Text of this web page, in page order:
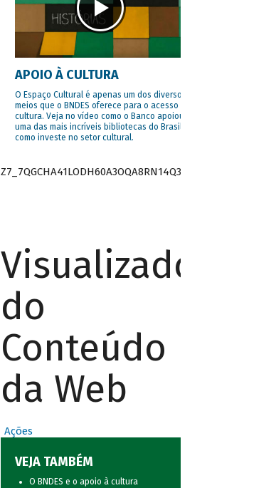
APOIO À CULTURA
O Espaço Cultural é apenas um dos diversos
meios que o BNDES oferece para o acesso à
cultura. Veja no vídeo como o Banco apoiou
uma das mais incríveis bibliotecas do Brasil e
como investe no setor cultural.
Z7_7QGCHA41LODH60A3OQA8RN14Q3
Visualizador
do
Conteúdo
da Web
Ações
VEJA TAMBÉM
O BNDES e o apoio à cultura